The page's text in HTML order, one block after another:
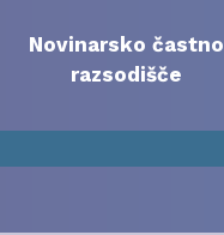
Novinarsko častno
razsodišče